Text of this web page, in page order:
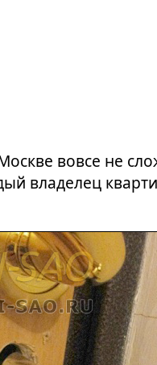
вовсе не
владелец